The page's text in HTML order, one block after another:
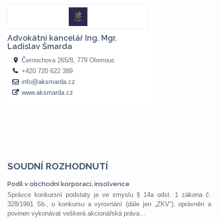
SOUDNÍ ROZHODNUTÍ
Podíl v obchodní korporaci, insolvence
Správce konkursní podstaty je ve smyslu § 14a odst. 1 zákona č.
328/1991 Sb., o konkursu a vyrovnání (dále jen „ZKV“), oprávněn a
povinen vykonávat veškerá akcionářská práva...